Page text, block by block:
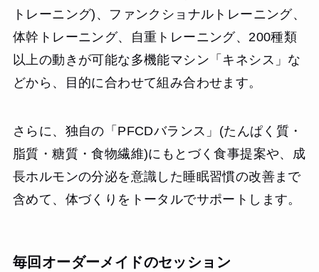
トレーニング)、ファンクショナルトレーニング、
体幹トレーニング、自重トレーニング、200種類
以上の動きが可能な多機能マシン「キネシス」な
どから、目的に合わせて組み合わせます。
さらに、独自の「PFCDバランス」(たんぱく質・
脂質・糖質・食物繊維)にもとづく食事提案や、成
長ホルモンの分泌を意識した睡眠習慣の改善まで
含めて、体づくりをトータルでサポートします。
毎回オーダーメイドのセッション